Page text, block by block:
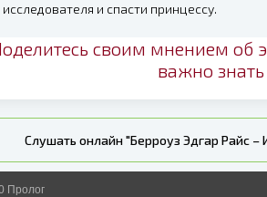
исследователя и спасти принцессу.
своим мнением об
важно
Слушать онлайн "Берроуз Эдгар Райс
Пролог